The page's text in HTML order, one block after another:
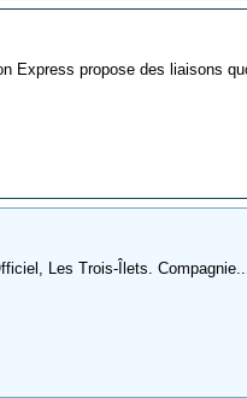
Express propose des liaisons
Les Trois-Îlets.